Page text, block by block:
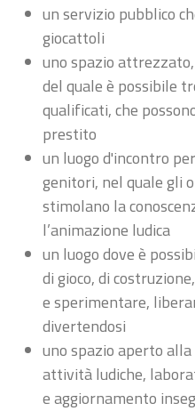
un servizio pubblico
giocattoli
uno spazio
del quale è possibile
qualificati, che
prestito
un luogo d'incontro
genitori, nel quale gli
stimolano la
l’animazione ludica
un luogo dove è
di gioco, di
e sperimentare,
divertendosi
uno spazio aperto
attività ludiche,
e aggiornamento